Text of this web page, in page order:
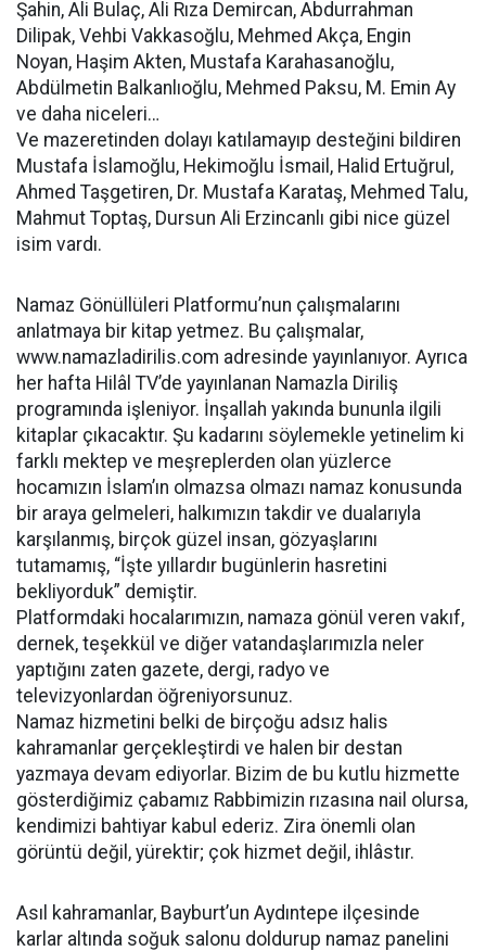
Şahin, Ali Bulaç, Ali Rıza Demircan, Abdurrahman
Dilipak, Vehbi Vakkasoğlu, Mehmed Akça, Engin
Noyan, Haşim Akten, Mustafa Karahasanoğlu,
Abdülmetin Balkanlıoğlu, Mehmed Paksu, M. Emin Ay
ve daha niceleri…
Ve mazeretinden dolayı katılamayıp desteğini bildiren
Mustafa İslamoğlu, Hekimoğlu İsmail, Halid Ertuğrul,
Ahmed Taşgetiren, Dr. Mustafa Karataş, Mehmed Talu,
Mahmut Toptaş, Dursun Ali Erzincanlı gibi nice güzel
isim vardı.
Namaz Gönüllüleri Platformu’nun çalışmalarını
anlatmaya bir kitap yetmez. Bu çalışmalar,
www.namazladirilis.com adresinde yayınlanıyor. Ayrıca
her hafta Hilâl TV’de yayınlanan Namazla Diriliş
programında işleniyor. İnşallah yakında bununla ilgili
kitaplar çıkacaktır. Şu kadarını söylemekle yetinelim ki
farklı mektep ve meşreplerden olan yüzlerce
hocamızın İslam’ın olmazsa olmazı namaz konusunda
bir araya gelmeleri, halkımızın takdir ve dualarıyla
karşılanmış, birçok güzel insan, gözyaşlarını
tutamamış, “İşte yıllardır bugünlerin hasretini
bekliyorduk” demiştir.
Platformdaki hocalarımızın, namaza gönül veren vakıf,
dernek, teşekkül ve diğer vatandaşlarımızla neler
yaptığını zaten gazete, dergi, radyo ve
televizyonlardan öğreniyorsunuz.
Namaz hizmetini belki de birçoğu adsız halis
kahramanlar gerçekleştirdi ve halen bir destan
yazmaya devam ediyorlar. Bizim de bu kutlu hizmette
gösterdiğimiz çabamız Rabbimizin rızasına nail olursa,
kendimizi bahtiyar kabul ederiz. Zira önemli olan
görüntü değil, yürektir; çok hizmet değil, ihlâstır.
Asıl kahramanlar, Bayburt’un Aydıntepe ilçesinde
karlar altında soğuk salonu doldurup namaz panelini